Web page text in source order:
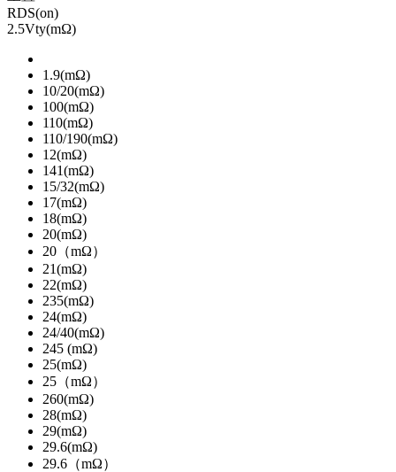
RDS(on)
2.5Vty(mΩ)
1.9(mΩ)
10/20(mΩ)
100(mΩ)
110(mΩ)
110/190(mΩ)
12(mΩ)
141(mΩ)
15/32(mΩ)
17(mΩ)
18(mΩ)
20(mΩ)
20（mΩ）
21(mΩ)
22(mΩ)
235(mΩ)
24(mΩ)
24/40(mΩ)
245 (mΩ)
25(mΩ)
25（mΩ）
260(mΩ)
28(mΩ)
29(mΩ)
29.6(mΩ)
29.6（mΩ）